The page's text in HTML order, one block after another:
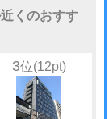
くのおすす
3位(12pt)